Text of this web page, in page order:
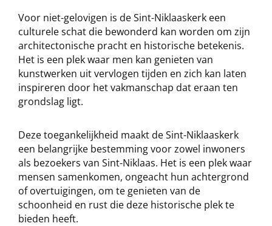
Voor niet-gelovigen is de Sint-Niklaaskerk een
culturele schat die bewonderd kan worden om zijn
architectonische pracht en historische betekenis.
Het is een plek waar men kan genieten van
kunstwerken uit vervlogen tijden en zich kan laten
inspireren door het vakmanschap dat eraan ten
grondslag ligt.
Deze toegankelijkheid maakt de Sint-Niklaaskerk
een belangrijke bestemming voor zowel inwoners
als bezoekers van Sint-Niklaas. Het is een plek waar
mensen samenkomen, ongeacht hun achtergrond
of overtuigingen, om te genieten van de
schoonheid en rust die deze historische plek te
bieden heeft.